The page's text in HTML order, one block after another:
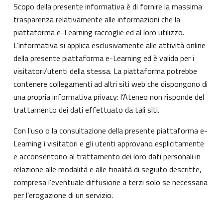
Scopo della presente informativa è di fornire la massima
trasparenza relativamente alle informazioni che la
piattaforma e-Learning raccoglie ed al loro utilizzo.
L’informativa si applica esclusivamente alle attività online
della presente piattaforma e-Learning ed è valida per i
visitatori/utenti della stessa. La piattaforma potrebbe
contenere collegamenti ad altri siti web che dispongono di
una propria informativa privacy: l’Ateneo non risponde del
trattamento dei dati effettuato da tali siti.
Con l'uso o la consultazione della presente piattaforma e-
Learning i visitatori e gli utenti approvano esplicitamente
e acconsentono al trattamento dei loro dati personali in
relazione alle modalità e alle finalità di seguito descritte,
compresa l’eventuale diffusione a terzi solo se necessaria
per l’erogazione di un servizio.